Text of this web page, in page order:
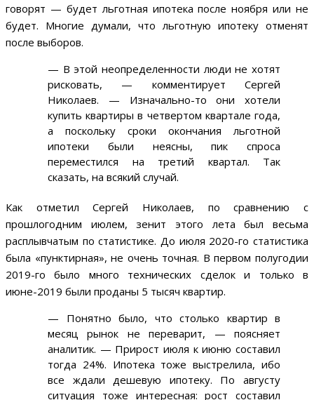
говорят — будет льготная ипотека после ноября или не
будет. Многие думали, что льготную ипотеку отменят
после выборов.
— В этой неопределенности люди не хотят
рисковать, — комментирует Сергей
Николаев. — Изначально-то они хотели
купить квартиры в четвертом квартале года,
а поскольку сроки окончания льготной
ипотеки были неясны, пик спроса
переместился на третий квартал. Так
сказать, на всякий случай.
Как отметил Сергей Николаев, по сравнению с
прошлогодним июлем, зенит этого лета был весьма
расплывчатым по статистике. До июля 2020-го статистика
была «пунктирная», не очень точная. В первом полугодии
2019-го было много технических сделок и только в
июне-2019 были проданы 5 тысяч квартир.
— Понятно было, что столько квартир в
месяц рынок не переварит, — поясняет
аналитик. — Прирост июля к июню составил
тогда 24%. Ипотека тоже выстрелила, ибо
все ждали дешевую ипотеку. По августу
ситуация тоже интересная: рост составил